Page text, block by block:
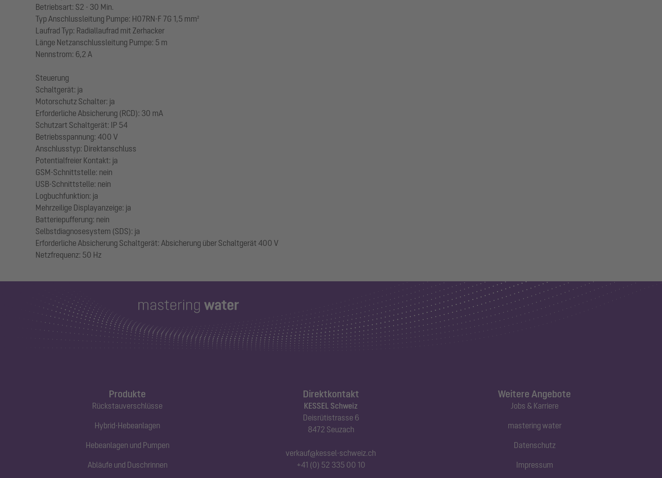
Betriebsart: S2 - 30 Min.
Typ Anschlussleitung Pumpe: H07RN-F 7G 1,5 mm²
Laufrad Typ: Radiallaufrad mit Zerhacker
Länge Netzanschlussleitung Pumpe: 5 m
Nennstrom: 6,2 A
Steuerung
Schaltgerät: ja
Motorschutz Schalter: ja
Erforderliche Absicherung (RCD): 30 mA
Schutzart Schaltgerät: IP 54
Betriebsspannung: 400 V
Anschlusstyp: Direktanschluss
Potentialfreier Kontakt: ja
GSM-Schnittstelle: nein
USB-Schnittstelle: nein
Logbuchfunktion: ja
Mehrzeilige Displayanzeige: ja
Batteriepufferung: nein
Selbstdiagnosesystem (SDS): ja
Erforderliche Absicherung Schaltgerät: Absicherung über Schaltgerät 400 V
Produkte
Rückstauverschlüsse
Hybrid-Hebeanlagen
Hebeanlagen und Pumpen
Abläufe und Duschrinnen
Direktkontakt
KESSEL Schweiz
Deisrütistrasse 6
8472 Seuzach
verkauf@kessel-schweiz.ch
+41 (0) 52 335 00 10
Weitere Angebote
Jobs & Karriere
mastering water
Datenschutz
Impressum